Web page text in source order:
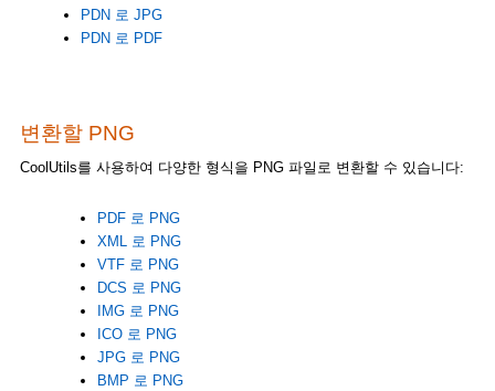
PDN 로 JPG
PDN 로 PDF
변환할 PNG
CoolUtils를 사용하여 다양한 형식을 PNG 파일로 변환할 수 있습니다:
PDF 로 PNG
XML 로 PNG
VTF 로 PNG
DCS 로 PNG
IMG 로 PNG
ICO 로 PNG
JPG 로 PNG
BMP 로 PNG